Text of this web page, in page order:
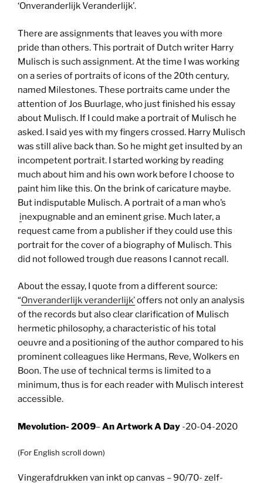
‘Onveranderlijk Veranderlijk’.
There are assignments that leaves you with more
pride than others. This portrait of Dutch writer Harry
Mulisch is such assignment. At the time I was working
on a series of portraits of icons of the 20th century,
named Milestones. These portraits came under the
attention of Jos Buurlage, who just finished his essay
about Mulisch. If I could make a portrait of Mulisch he
asked. I said yes with my fingers crossed. Harry Mulisch
was still alive back than. So he might get insulted by an
incompetent portrait. I started working by reading
much about him and his own work before I choose to
paint him like this. On the brink of caricature maybe.
But indisputable Mulisch. A portrait of a man who’s
inexpugnable and an eminent grise. Much later, a
request came from a publisher if they could use this
portrait for the cover of a biography of Mulisch. This
did not followed trough due reasons I cannot recall.
About the essay, I quote from a different source:
“Onveranderlijk veranderlijk’offers not only an analysis
of the records but also clear clarification of Mulisch
hermetic philosophy, a characteristic of his total
oeuvre and a positioning of the author compared to his
prominent colleagues like Hermans, Reve, Wolkers en
Boon. The use of technical terms is limited to a
minimum, thus is for each reader with Mulisch interest
accessible.
Mevolution- 2009–An Artwork A Day -20-04-2020
(For English scroll down)
Vingerafdrukken van inkt op canvas – 90/70- zelf-